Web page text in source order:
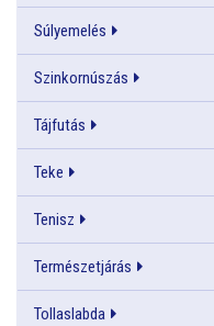
Súlyemelés
Szinkornúszás
Tájfutás
Teke
Tenisz
Természetjárás
Tollaslabda